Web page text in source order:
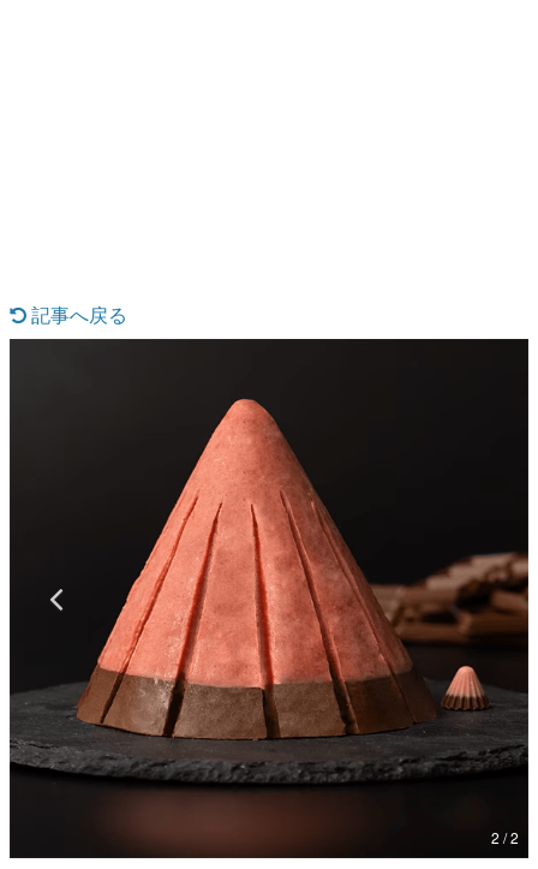
なんでゲームは面白い？
ゲームが変えた日本語
「経験値」「裏技」「ラスボス」… ゲームにまつわる言葉
の起源や用法の変遷を、コンピューター文化史研究家・タ
イニーP氏が徹底調査。
カテゴリ
特集記事
女性向け
アプリレビュー
その他
電ファミニコゲーマーとは？
記事へ戻る
2 / 2